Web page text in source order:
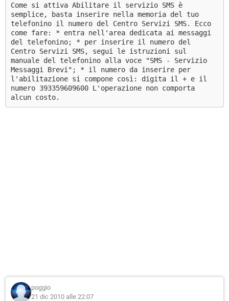
Come si attiva Abilitare il servizio SMS è
semplice, basta inserire nella memoria del tuo
telefonino il numero del Centro Servizi SMS. Ecco
come fare: * entra nell'area dedicata ai messaggi
del telefonino; * per inserire il numero del
Centro Servizi SMS, segui le istruzioni sul
manuale del telefonino alla voce "SMS - Servizio
Messaggi Brevi"; * il numero da inserire per
l'abilitazione si compone così: digita il + e il
numero 393359609600 L'operazione non comporta
alcun costo.
poggio
21 dic 2010 alle 22:07